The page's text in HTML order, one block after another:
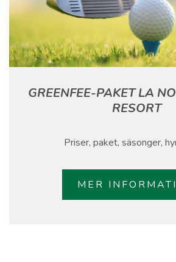
GREENFEE-PAKET LA
RESORT
Priser, paket, säsonger,
MER